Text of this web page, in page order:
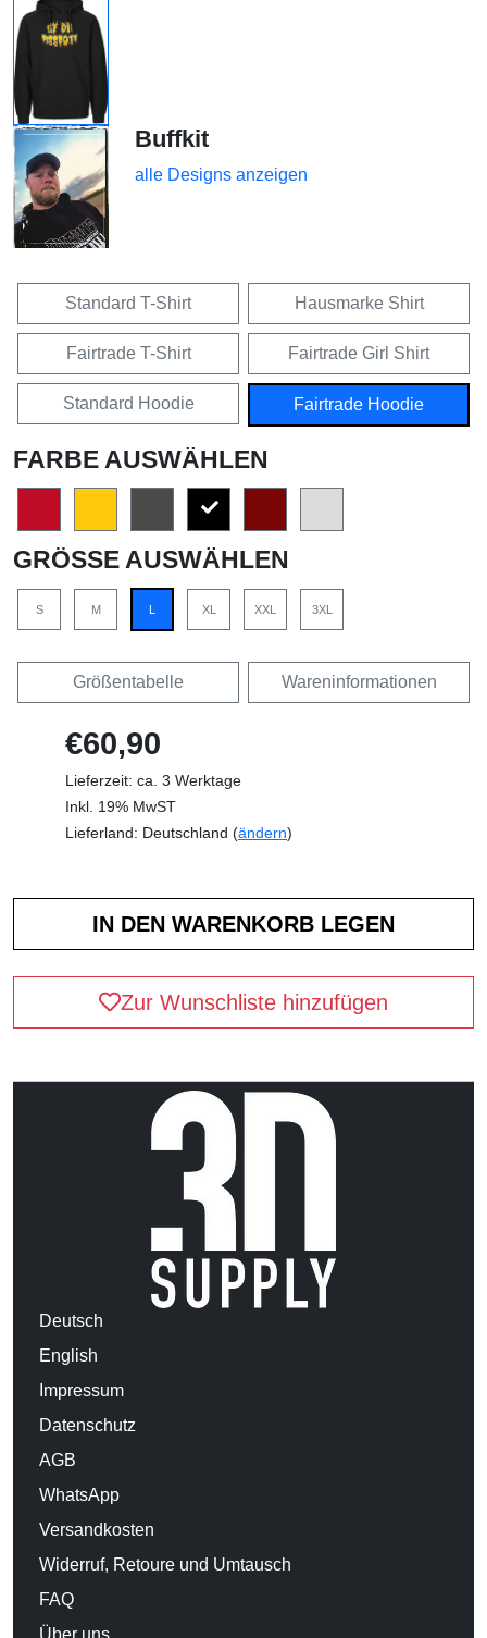
Buffkit
alle Designs anzeigen
Standard T-Shirt Hausmarke Shirt
Fairtrade T-Shirt Fairtrade Girl Shirt
Standard Hoodie Fairtrade Hoodie
FARBE AUSWÄHLEN
GRÖSSE AUSWÄHLEN
S M L XL XXL 3XL
Größentabelle Wareninformationen
€60,90
Lieferzeit: ca. 3 Werktage
Inkl. 19% MwST
Lieferland: Deutschland (ändern)
Zur Wunschliste hinzufügen
Deutsch
English
Impressum
Datenschutz
AGB
WhatsApp
Versandkosten
Widerruf, Retoure und Umtausch
FAQ
Über uns